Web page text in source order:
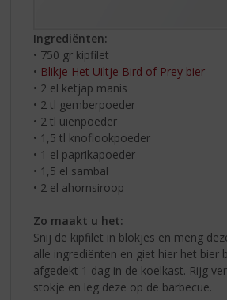
Ingrediënten:
• 750 gr kipfilet
• Blikje Het Uiltje Bird of Prey bier
• 2 el ketjap manis
• 2 tl gemberpoeder
• 2 tl uienpoeder
• 1,5 tl knoflookpoeder
• 1 el paprikapoeder
• 1,5 el sambal
• 2 el ahornsiroop
Zo maakt u het:
Snij de kipfilet in blokjes en meng
alle ingrediënten en giet hier het bier
afgedekt 1 dag in de koelkast. Rijg
stokje en leg deze op de barbecue.